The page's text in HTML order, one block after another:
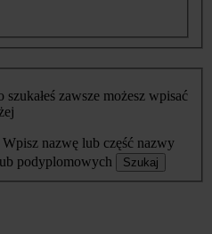
szukałeś zawsze możesz wpisać
Wpisz nazwę lub część nazwy
podyplomowych
Szukaj